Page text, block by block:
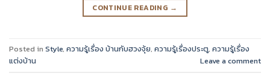
CONTINUE READING →
Posted in Style, ความรู้เรื่อง บ้านกับฮวงจุ้ย, ความรู้เรื่องประตู, ความรู้เรื่อง
แต่งบ้าน
Leave a comment